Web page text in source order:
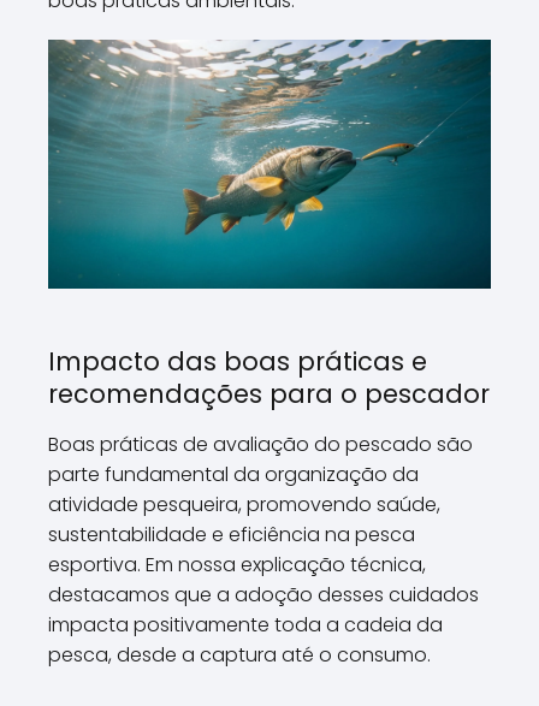
Impacto das boas práticas e
recomendações para o pescador
Boas práticas de avaliação do pescado são
parte fundamental da organização da
atividade pesqueira, promovendo saúde,
sustentabilidade e eficiência na pesca
esportiva. Em nossa explicação técnica,
destacamos que a adoção desses cuidados
impacta positivamente toda a cadeia da
pesca, desde a captura até o consumo.